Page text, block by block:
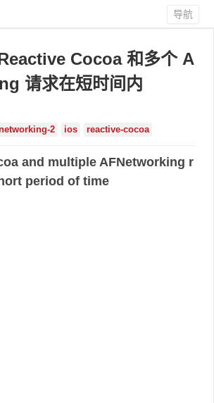
导航
Cocoa 和多个 A
请求在短时间内
2 ios reactive-cocoa
and multiple AFNetworking r
period of time